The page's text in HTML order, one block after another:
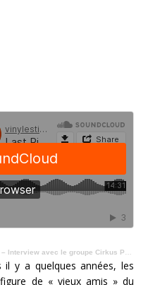
avec le groupe Cirkus Prutz au Bully On Rocks 2025.
il y a quelques années, les
de « vieux amis » du